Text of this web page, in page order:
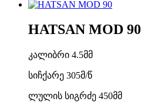
HATSAN MOD 90
კალიბრი 4.5მმ
სიჩქარე 305მ/წ
ლულის სიგრძე 450მმ